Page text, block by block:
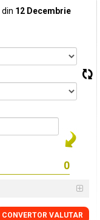
din 12 Decembrie
CONVERTOR VALUTAR